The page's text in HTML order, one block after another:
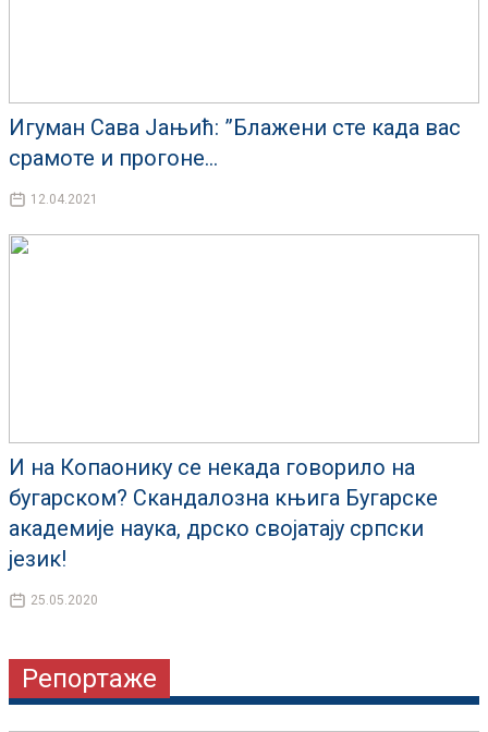
Игуман Сава Јањић: ”Блажени сте када вас
срамоте и прогоне...
12.04.2021
И на Копаонику се некада говорило на
бугарском? Скандалозна књига Бугарске
академије наука, дрско својатају српски
језик!
25.05.2020
Репортаже